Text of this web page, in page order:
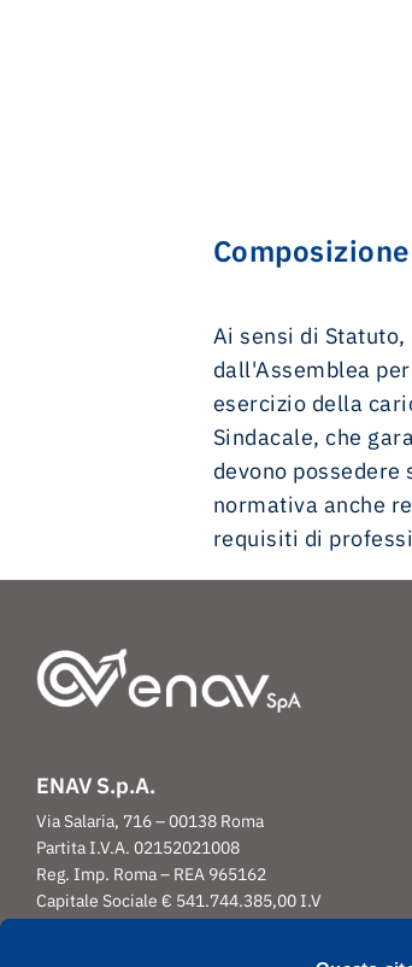
Ai sensi di
dall'Assemblea
esercizio della
Sindacale, che
devono
normativa anche
requisiti di
ENAV S.p.A.
Via Salaria, 716 – 00138 Roma
Partita I.V.A. 02152021008
Reg. Imp. Roma – REA 965162
Capitale Sociale € 541.744.385,00 I.V